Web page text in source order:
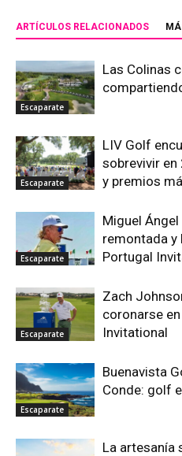
ARTÍCULOS RELACIONADOS
Escaparate
Las Colinas
Escaparate
LIV Golf
sobrevivir
y premios
Escaparate
Miguel
remontada y
Portugal
Escaparate
Zach
coronarse
Invitational
Escaparate
Buenavista
Conde: golf
La artesanía